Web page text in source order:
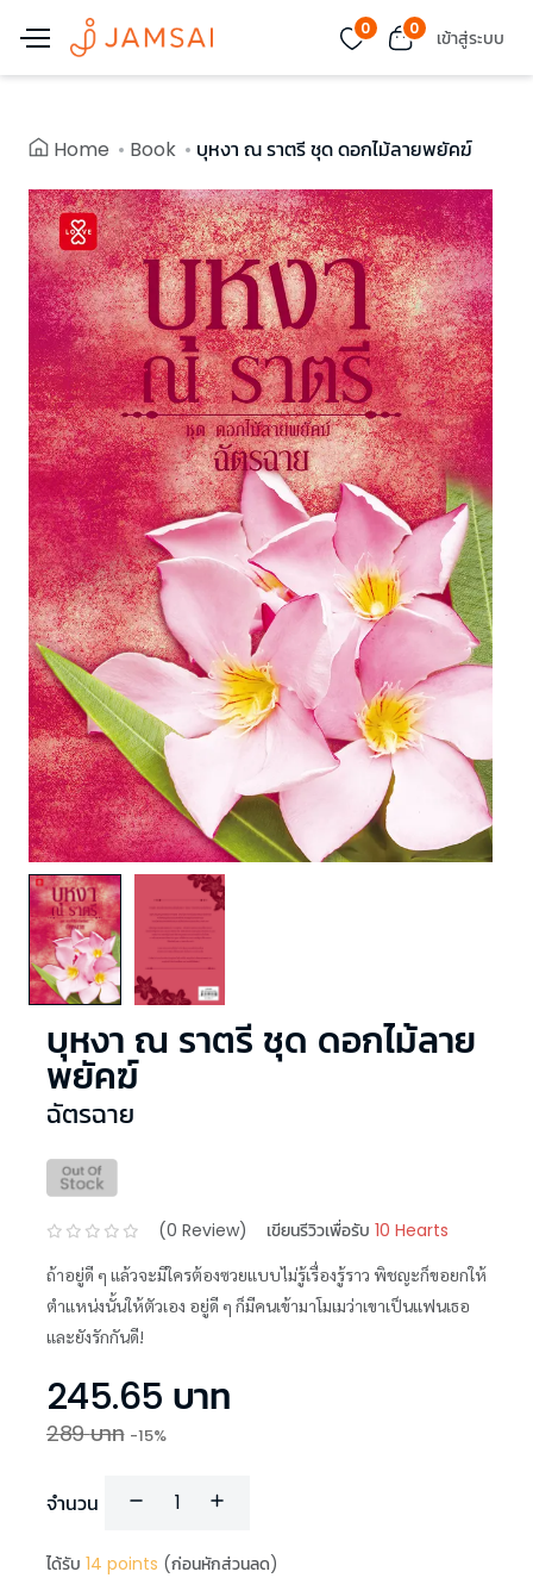
0 0 เข้าสู่ระบบ
Home Book บุหงา ณ ราตรี ชุด ดอกไม้ลายพยัคฆ์
บุหงา ณ ราตรี ชุด ดอกไม้ลาย
พยัคฆ์
ฉัตรฉาย
(0 Review) เขียนรีวิวเพื่อรับ 10 Hearts
ถ้าอยู่ดี ๆ แล้วจะมีใครต้องซวยแบบไม่รู้เรื่องรู้ราว พิชญะก็ขอยกให้
ตำแหน่งนั้นให้ตัวเอง อยู่ดี ๆ ก็มีคนเข้ามาโมเมว่าเขาเป็นแฟนเธอ
และยังรักกันดี!
245.65 บาท
289บาท -15%
จำนวน
ได้รับ 14 points (ก่อนหักส่วนลด)